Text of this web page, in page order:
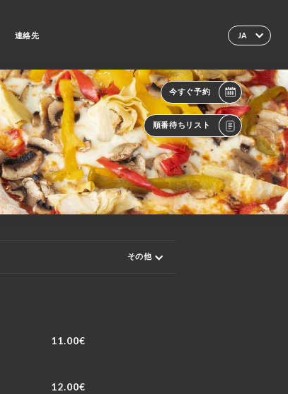
JA
連絡先
今すぐ予約
順番待ちリスト
その他
11.00€
12.00€